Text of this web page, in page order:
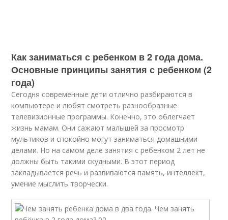
Как заниматься с ребенком в 2 года дома.
Основные принципы занятия с ребенком (2
года)
Сегодня современные дети отлично разбираются в
компьютере и любят смотреть разнообразные
телевизионные программы. Конечно, это облегчает
жизнь мамам. Они сажают малышей за просмотр
мультиков и спокойно могут заниматься домашними
делами. Но на самом деле занятия с ребенком 2 лет не
должны быть такими скудными. В этот период
закладывается речь и развиваются память, интеллект,
умение мыслить творчески.